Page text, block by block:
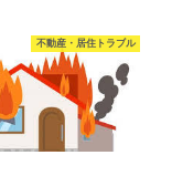
不動産・居住トラブル